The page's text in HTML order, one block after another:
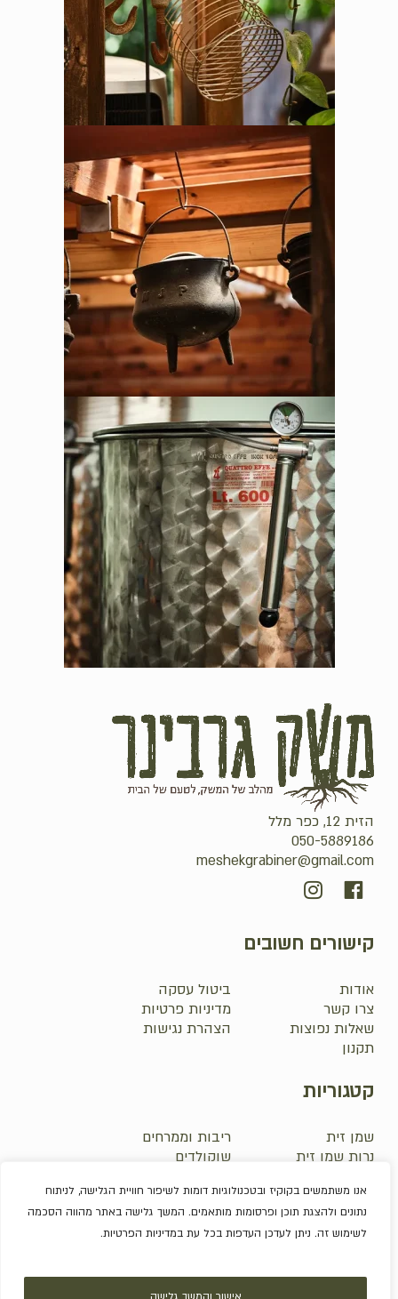
אנו משתמשים בקוקיז ובטכנולוגיות דומות לשיפור חוויית הגלישה, לניתוח
נתונים ולהצגת תוכן ופרסומות מותאמים. המשך גלישה באתר מהווה הסכמה
לשימוש זה. ניתן לעדכן העדפות בכל עת במדיניות הפרטיות.
סכום ביניים:
קטגוריות
שמן זית
נרות שמן זית
פירות יבשים
ריבות וממרחים
שוקולדים
מארזים
קישורים חשובים
אודות
צרו קשר
שאלות נפוצות
תקנון
ביטול עסקה
מדיניות פרטיות
הצהרת נגישות
הזית 12, כפר מלל
050-5889186
meshekgrabiner@gmail.com
© 2026 משק גרבינר.